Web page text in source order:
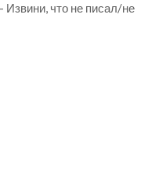
Извини, что не писал/не